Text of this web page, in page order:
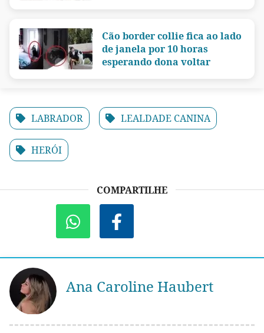
Cão border collie fica ao lado
de janela por 10 horas
esperando dona voltar
LABRADOR LEALDADE CANINA
HERÓI
COMPARTILHE
Ana Caroline Haubert